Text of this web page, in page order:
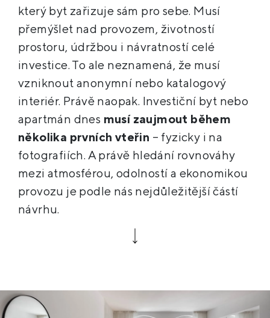
který byt zařizuje sám pro sebe. Musí
přemýšlet nad provozem, životností
prostoru, údržbou i návratností celé
investice. To ale neznamená, že musí
vzniknout anonymní nebo katalogový
interiér. Právě naopak. Investiční byt nebo
apartmán dnes musí zaujmout během
několika prvních vteřin – fyzicky i na
fotografiích. A právě hledání rovnováhy
mezi atmosférou, odolností a ekonomikou
provozu je podle nás nejdůležitější částí
návrhu.